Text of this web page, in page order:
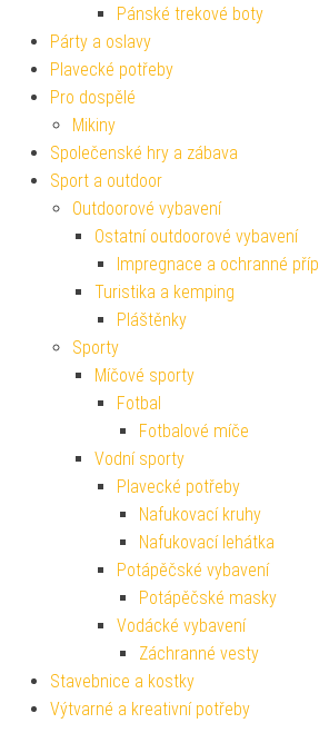
Pánské trekové boty
Párty a oslavy
Plavecké potřeby
Pro dospělé
Mikiny
Společenské hry a zábava
Sport a outdoor
Outdoorové vybavení
Ostatní outdoorové vybavení
Impregnace a ochranné
Turistika a kemping
Pláštěnky
Sporty
Míčové sporty
Fotbal
Fotbalové míče
Vodní sporty
Plavecké potřeby
Nafukovací kruhy
Nafukovací lehátka
Potápěčské vybavení
Potápěčské masky
Vodácké vybavení
Záchranné vesty
Stavebnice a kostky
Výtvarné a kreativní potřeby